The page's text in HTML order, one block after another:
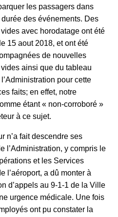
les passagers dans
durée des événements. Des
avec horodatage ont été
15 aout 2018, et ont été
de nouvelles
ainsi que du tableau
pour cette
faits; en effet, notre
étant « non-corroboré »
à ce sujet.
n’a fait descendre ses
l’Administration, y compris le
et les Services
l’aéroport, a dû monter à
d’appels au 9-1-1 de la Ville
urgence médicale. Une fois
ont pu constater la